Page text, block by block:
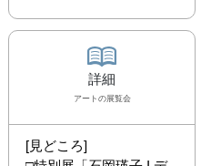
詳細
アート の展覧会
[見どころ]